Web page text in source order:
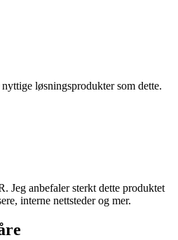
løsningsprodukter som dette.
anbefaler sterkt dette produktet
interne nettsteder og mer.